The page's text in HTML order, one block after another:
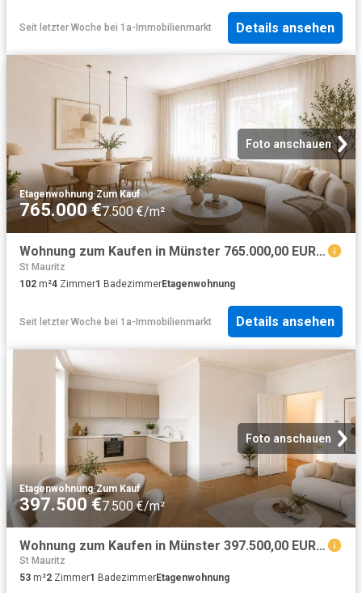
Seit letzter Woche bei 1a-Immobilienmarkt Details ansehen
Foto anschauen
Etagenwohnung·Zum Kauf
765.000 €7.500 €/m²
Wohnung zum Kaufen in Münster 765.000,00 EUR 102 m²
St Mauritz
102 m²4 Zimmer1 BadezimmerEtagenwohnung
Seit letzter Woche bei 1a-Immobilienmarkt Details ansehen
Foto anschauen
Etagenwohnung·Zum Kauf
397.500 €7.500 €/m²
Wohnung zum Kaufen in Münster 397.500,00 EUR 53 m²
St Mauritz
53 m²2 Zimmer1 BadezimmerEtagenwohnung